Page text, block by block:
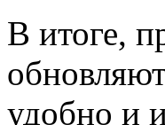
В итоге,
удобно и